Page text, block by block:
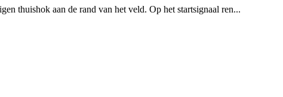
thuishok aan de rand van het veld. Op het startsignaal ren...